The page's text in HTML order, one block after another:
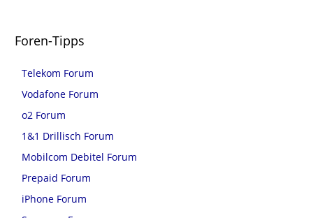
Foren-Tipps
Telekom Forum
Vodafone Forum
o2 Forum
1&1 Drillisch Forum
Mobilcom Debitel Forum
Prepaid Forum
iPhone Forum